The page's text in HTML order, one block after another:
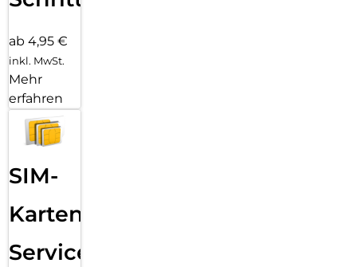
ab 4,95 €
inkl. MwSt.
Mehr
erfahren
SIM-
Karten
Service: